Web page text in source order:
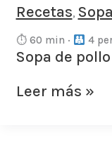
Recetas,
⏱ 60 min · 4
Sopa de
Leer más »